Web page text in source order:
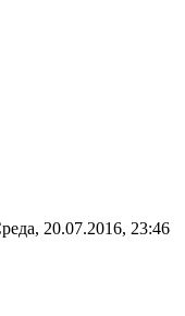
20.07.2016, 23:46